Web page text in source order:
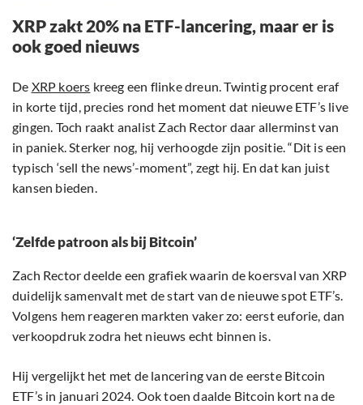
XRP zakt 20% na ETF-lancering, maar er is
ook goed nieuws
De XRP koers kreeg een flinke dreun. Twintig procent eraf
in korte tijd, precies rond het moment dat nieuwe ETF’s live
gingen. Toch raakt analist Zach Rector daar allerminst van
in paniek. Sterker nog, hij verhoogde zijn positie. “Dit is een
typisch ‘sell the news’-moment”, zegt hij. En dat kan juist
kansen bieden.
‘Zelfde patroon als bij Bitcoin’
Zach Rector deelde een grafiek waarin de koersval van XRP
duidelijk samenvalt met de start van de nieuwe spot ETF’s.
Volgens hem reageren markten vaker zo: eerst euforie, dan
verkoopdruk zodra het nieuws echt binnen is.
Hij vergelijkt het met de lancering van de eerste Bitcoin
ETF’s in januari 2024. Ook toen daalde Bitcoin kort na de